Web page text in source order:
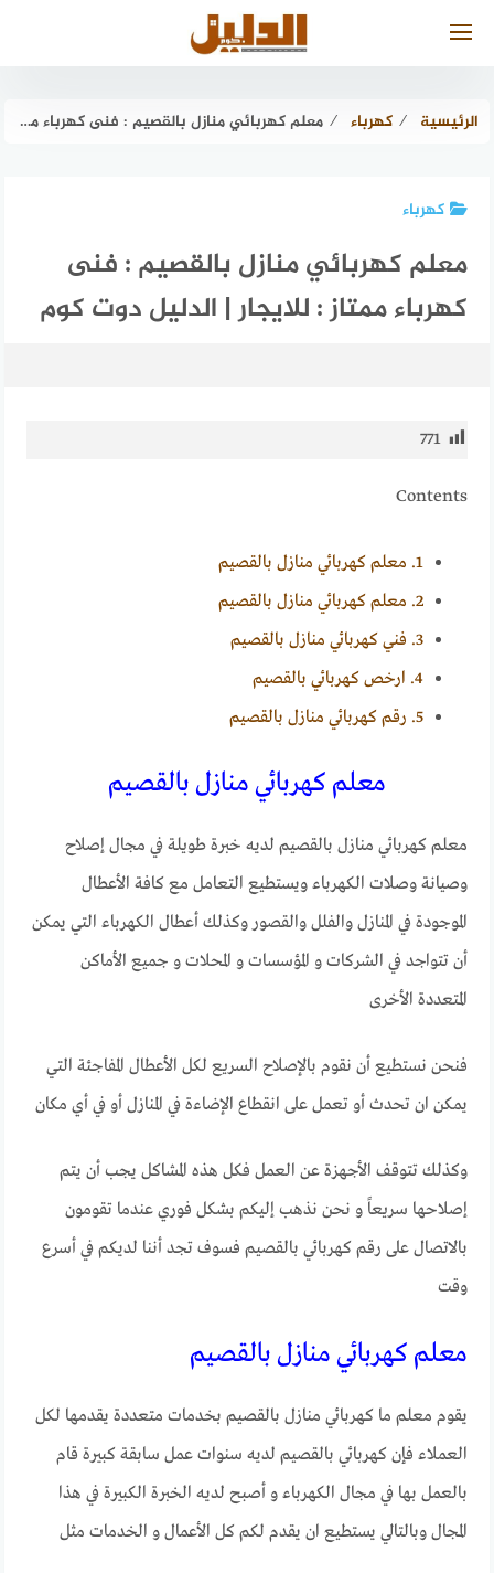
الرئيسية ⁄ كهرباء ⁄ معلم كهربائي منازل بالقصيم : فنى كهرباء ممتاز : للايجار | الدليل دوت كوم
كهرباء
معلم كهربائي منازل بالقصيم : فنى
كهرباء ممتاز : للايجار | الدليل دوت كوم
771
Contents
1. معلم كهربائي منازل بالقصيم
2. معلم كهربائي منازل بالقصيم
3. فني كهربائي منازل بالقصيم
4. ارخص كهربائي بالقصيم
5. رقم كهربائي منازل بالقصيم
معلم كهربائي منازل بالقصيم
معلم كهربائي منازل بالقصيم لديه خبرة طويلة في مجال إصلاح
وصيانة وصلات الكهرباء ويستطيع التعامل مع كافة الأعطال
الموجودة في المنازل والفلل والقصور وكذلك أعطال الكهرباء التي يمكن
أن تتواجد في الشركات و المؤسسات و المحلات و جميع الأماكن
المتعددة الأخرى
فنحن نستطيع أن نقوم بالإصلاح السريع لكل الأعطال المفاجئة التي
يمكن ان تحدث أو تعمل على انقطاع الإضاءة في المنازل أو في أي مكان
وكذلك تتوقف الأجهزة عن العمل فكل هذه المشاكل يجب أن يتم
إصلاحها سريعاً و نحن نذهب إليكم بشكل فوري عندما تقومون
بالاتصال على رقم كهربائي بالقصيم فسوف تجد أننا لديكم في أسرع
وقت
معلم كهربائي منازل بالقصيم
يقوم معلم ما كهربائي منازل بالقصيم بخدمات متعددة يقدمها لكل
العملاء فإن كهربائي بالقصيم لديه سنوات عمل سابقة كبيرة قام
بالعمل بها في مجال الكهرباء و أصبح لديه الخبرة الكبيرة في هذا
المجال وبالتالي يستطيع ان يقدم لكم كل الأعمال و الخدمات مثل